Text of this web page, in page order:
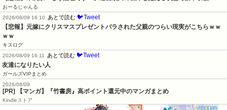
おーるじゃんる
2026/08/09 16:10
あとで読む 🐦Tweet
【悲報】元嫁にクリスマスプレゼントバラされた父親のつらい現実がこちらｗｗ
ｗｗ
キスログ
2026/08/09 16:11
あとで読む 🐦Tweet
友達になりたい人
ガールズVIPまとめ
2026/08/09
[PR] 【マンガ】『竹書房』高ポイント還元中のマンガまとめ
Kindleストア